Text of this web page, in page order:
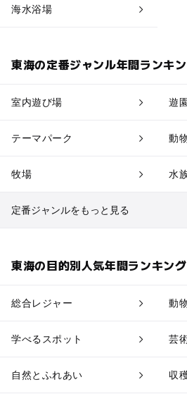
海水浴場
東海の定番ジャンル年間ランキ
室内遊び場 遊
テーマパーク 動
牧場 水
定番ジャンルをもっと見る
東海の目的別人気年間ランキング
総合レジャー 動
学べるスポット 芸
自然とふれあい 収